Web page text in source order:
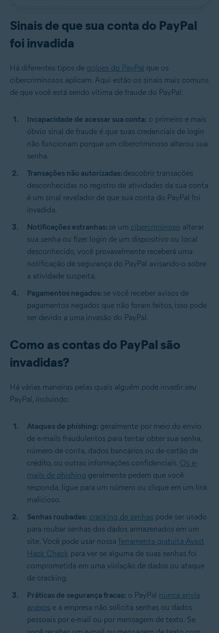
Sinais de que sua conta do PayPal
foi invadida
Há diferentes tipos de golpes do PayPal que os
cibercriminosos aplicam. Aqui estão os sinais mais comuns
de que você está sendo vítima de fraude do PayPal:
Incapacidade de acessar sua conta: o primeiro e mais
óbvio sinal de fraude é que suas credenciais de login
não funcionam porque um cibercriminoso alterou sua
senha.
Transações não autorizadas: descobrir transações
desconhecidas no registro de atividades da sua conta
é um sinal revelador de que sua conta do PayPal foi
invadida.
Notificações estranhas: se um cibercriminoso alterar
sua senha ou fizer login de um dispositivo ou local
desconhecido, você provavelmente receberá uma
notificação de segurança do PayPal avisando-o sobre
a atividade suspeita.
Pagamentos negados: se você receber avisos de
pagamentos negados que não foram feitos, isso pode
ser devido a uma invasão do PayPal.
Como as contas do PayPal são
invadidas?
Há várias maneiras pelas quais alguém pode invadir seu
PayPal, incluindo:
Ataques de phishing: geralmente por meio do envio
de e-mails fraudulentos para tentar obter sua senha,
número de conta, dados bancários ou de cartão de
crédito, ou outras informações confidenciais. Os e-
mails de phishing geralmente pedem que você
responda, ligue para um número ou clique em um link
malicioso.
Senhas roubadas: cracking de senhas pode ser usado
para roubar senhas dos dados armazenados em um
site. Você pode usar nossa ferramenta gratuita Avast
Hack Check para ver se alguma de suas senhas foi
comprometida em uma violação de dados ou ataque
de cracking.
Práticas de segurança fracas: o PayPal nunca envia
anexos e a empresa não solicita senhas ou dados
pessoais por e-mail ou por mensagem de texto. Se